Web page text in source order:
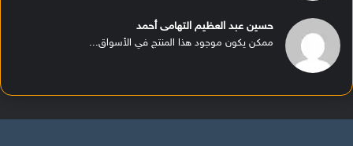
حسين عبد العظيم التهامى أحمد
ممكن يكون موجود هذا المنتج في الأسواق...